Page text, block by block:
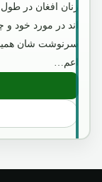
زنان افغان در
اند در مورد خود
سرنوشت شان
اعم…